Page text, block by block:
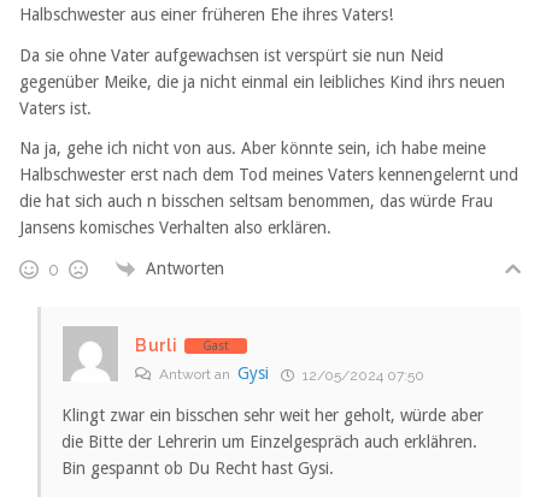
Halbschwester aus einer früheren Ehe ihres Vaters!
Da sie ohne Vater aufgewachsen ist verspürt sie nun Neid
gegenüber Meike, die ja nicht einmal ein leibliches Kind ihrs neuen
Vaters ist.
Na ja, gehe ich nicht von aus. Aber könnte sein, ich habe meine
Halbschwester erst nach dem Tod meines Vaters kennengelernt und
die hat sich auch n bisschen seltsam benommen, das würde Frau
Jansens komisches Verhalten also erklären.
0 Antworten
Burli Gast
Antwort an Gysi 12/05/2024 07:50
Klingt zwar ein bisschen sehr weit her geholt, würde aber
die Bitte der Lehrerin um Einzelgespräch auch erklähren.
Bin gespannt ob Du Recht hast Gysi.